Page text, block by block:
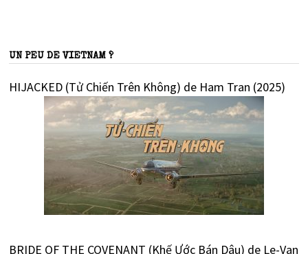
UN PEU DE VIETNAM ?
HIJACKED (Tử Chiến Trên Không) de Ham Tran (2025)
BRIDE OF THE COVENANT (Khế Ước Bán Dâu) de Le-Van